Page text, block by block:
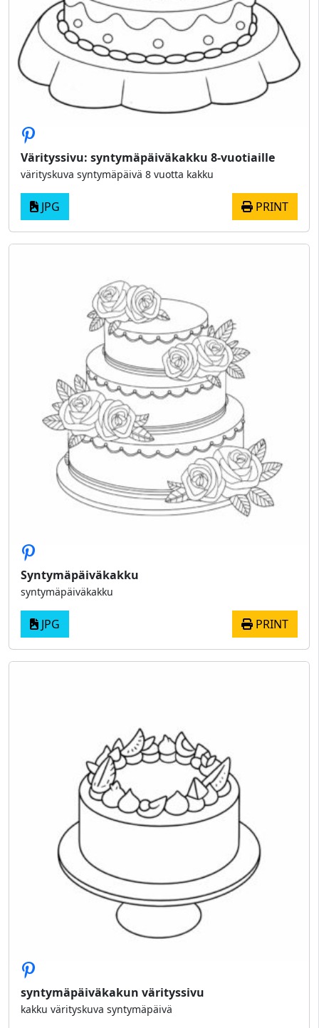
Värityssivu: syntymäpäiväkakku 8-vuotiaille
värityskuva syntymäpäivä 8 vuotta kakku
JPG PRINT
Syntymäpäiväkakku
syntymäpäiväkakku
JPG PRINT
syntymäpäiväkakun värityssivu
kakku värityskuva syntymäpäivä